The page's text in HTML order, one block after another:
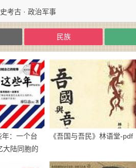
考古 · 政治军事
民族
年：一个台
大陆同胞的
《吾国与吾民》林语堂-pdf